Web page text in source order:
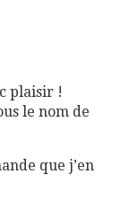
plaisir !
le nom de
que j’en